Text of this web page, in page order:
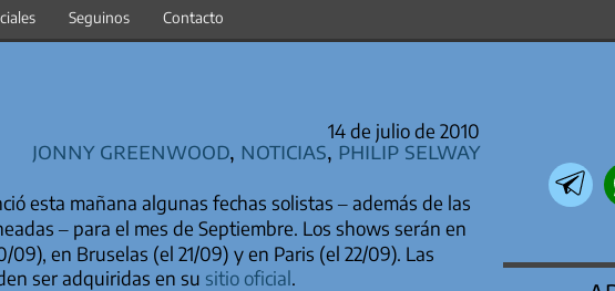
Seguinos Contacto
14 de julio de 2010
Jonny Greenwood, Noticias, Philip Selway
esta mañana algunas fechas solistas – además de las
– para el mes de Septiembre. Los shows serán en
09), en Bruselas (el 21/09) y en Paris (el 22/09). Las
ser adquiridas en su sitio oficial.